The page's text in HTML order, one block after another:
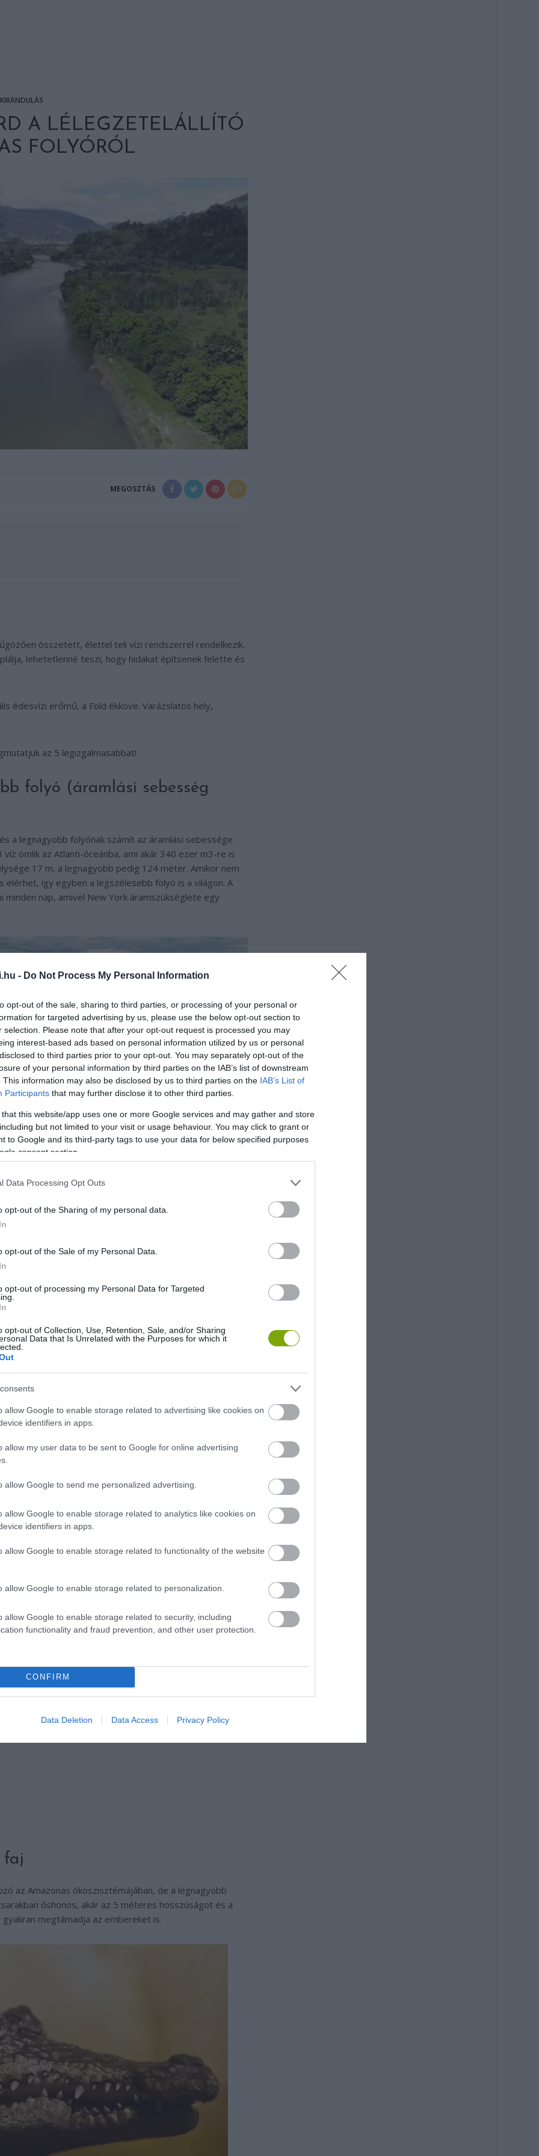
- Do Not Process My Personal Information
opt-out of the sale, sharing to third parties, or processing of your personal or
for targeted advertising by us, please use the below opt-out section to
selection. Please note that after your opt-out request is processed you may
interest-based ads based on personal information utilized by us or personal
to third parties prior to your opt-out. You may separately opt-out of the
of your personal information by third parties on the IAB’s list of downstream
This information may also be disclosed by us to third parties on the IAB’s List of
Participants that may further disclose it to other third parties.
that this website/app uses one or more Google services and may gather and store
but not limited to your visit or usage behaviour. You may click to grant or
to Google and its third-party tags to use your data for below specified purposes
consent section.
Data Processing Opt Outs
opt-out of the Sharing of my personal data.
opt-out of the Sale of my Personal Data.
opt-out of processing my Personal Data for Targeted
opt-out of Collection, Use, Retention, Sale, and/or Sharing
Data that Is Unrelated with the Purposes for which it
allow Google to enable storage related to advertising like cookies on
identifiers in apps.
allow my user data to be sent to Google for online advertising
allow Google to send me personalized advertising.
allow Google to enable storage related to analytics like cookies on
identifiers in apps.
allow Google to enable storage related to functionality of the website
allow Google to enable storage related to personalization.
allow Google to enable storage related to security, including
functionality and fraud prevention, and other user protection.
CONFIRM
Data Deletion Data Access Privacy Policy
KIRÁNDULÁS
A LÉLEGZETELÁLLÍTÓ
FOLYÓRÓL
MEGOSZTÁS
összetett, élettel teli vízi rendszerrel rendelkezik.
lehetetlenné teszi, hogy hidakat építsenek felette és
édesvízi erőmű, a Föld ékköve. Varázslatos hely,
az 5 legizgalmasabbat!
folyó (áramlási sebesség
a legnagyobb folyónak számít az áramlási sebessége
ömlik az Atlanti-óceánba, ami akár 340 ezer m3-re is
17 m, a legnagyobb pedig 124 méter. Amikor nem
így egyben a legszélesebb folyó is a világon. A
nap, amivel New York áramszükséglete egy
amazonasi folyami delfin, amely akár 2,6 méteresre is
a világ 4 valódi delfinfajának. Kizárólag édesvízben él.
Ez a színváltoztatás a hőmérséklettől, a víz tisztaságától,
fajnak számít, az állománya többek közt a folyó
faj
az Amazonas ökoszisztémájában, de a legnagyobb
őshonos, akár az 5 méteres hosszúságot és a
megtámadja az embereket is.